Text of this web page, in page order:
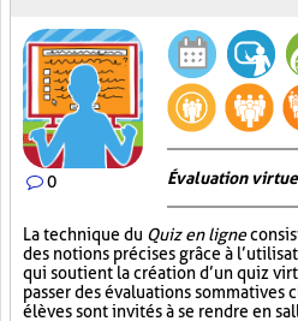
0 Évaluation
La technique du Quiz en ligne
des notions précises grâce à
qui soutient la création d’un quiz
passer des évaluations sommatives
élèves sont invités à se rendre en